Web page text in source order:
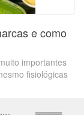
e como
importantes
fisiológicas